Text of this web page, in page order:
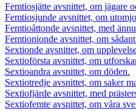
Femtiosjätte avsnittet, om jägare
Femtiosjunde avsnittet, om
Femtioåttonde avsnittet, med
Femtionionde avsnittet, om
Sextionde avsnittet, om
Sextioförsta avsnittet, om
Sextioandra avsnittet, om döden.
Sextiotredje avsnittet, om saker
Sextiofjärde avsnittet, med
Sextiofemte avsnittet, om våra